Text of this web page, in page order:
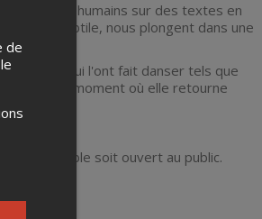
les travers humains sur des textes en
subtile, nous plongent dans une
de ceux qui l'ont fait danser tels que
le moment où elle retourne
accessible soit ouvert au public.
de